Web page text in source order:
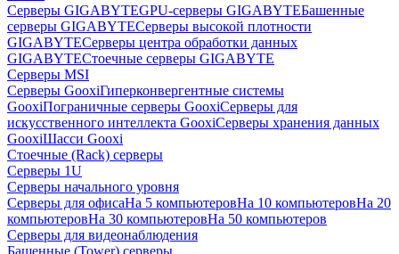
Серверы GIGABYTEGPU-серверы GIGABYTEБашенные
серверы GIGABYTEСерверы высокой плотности
GIGABYTEСерверы центра обработки данных
GIGABYTEСтоечные серверы GIGABYTE
Серверы MSI
Серверы GooxiГиперконвергентные системы
GooxiПограничные серверы GooxiСерверы для
искусственного интеллекта GooxiСерверы хранения данных
GooxiШасси Gooxi
Стоечные (Rack) серверы
Серверы 1U
Серверы начального уровня
Серверы для офисаНа 5 компьютеровНа 10 компьютеровНа 20
компьютеровНа 30 компьютеровНа 50 компьютеров
Серверы для видеонаблюдения
Башенные (Tower) серверы